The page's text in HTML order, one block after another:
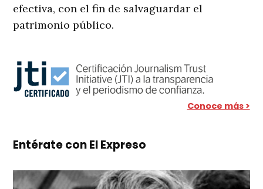
efectiva, con el fin de salvaguardar el
patrimonio público.
Conoce más >
Entérate con El Expreso